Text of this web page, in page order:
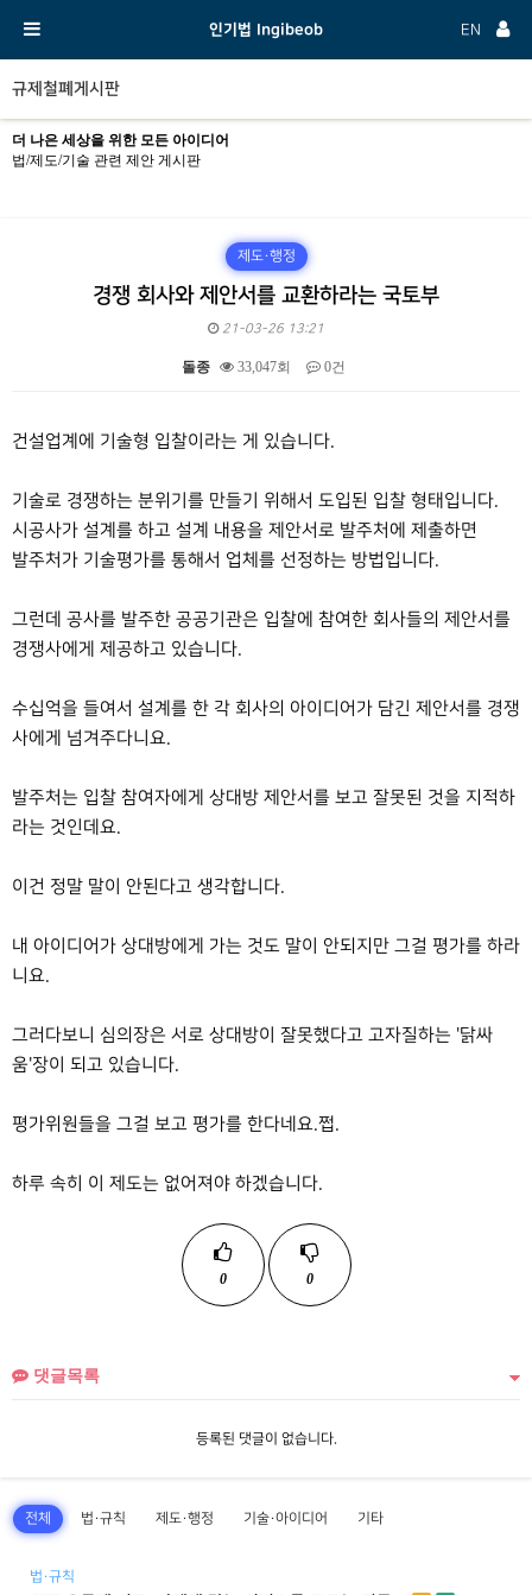
인기법 Ingibeob EN
규제철폐게시판
더 나은 세상을 위한 모든 아이디어
법/제도/기술 관련 제안 게시판
제도·행정
경쟁 회사와 제안서를 교환하라는 국토부
21-03-26 13:21
돌종 33,047회 0건
건설업계에 기술형 입찰이라는 게 있습니다.
기술로 경쟁하는 분위기를 만들기 위해서 도입된 입찰 형태입니다.
시공사가 설계를 하고 설계 내용을 제안서로 발주처에 제출하면
발주처가 기술평가를 통해서 업체를 선정하는 방법입니다.
그런데 공사를 발주한 공공기관은 입찰에 참여한 회사들의 제안서를
경쟁사에게 제공하고 있습니다.
수십억을 들여서 설계를 한 각 회사의 아이디어가 담긴 제안서를 경쟁
사에게 넘겨주다니요.
발주처는 입찰 참여자에게 상대방 제안서를 보고 잘못된 것을 지적하
라는 것인데요.
이건 정말 말이 안된다고 생각합니다.
내 아이디어가 상대방에게 가는 것도 말이 안되지만 그걸 평가를 하라
니요.
그러다보니 심의장은 서로 상대방이 잘못했다고 고자질하는 '닭싸
움'장이 되고 있습니다.
평가위원들을 그걸 보고 평가를 한다네요.쩝.
하루 속히 이 제도는 없어져야 하겠습니다.
0 0
댓글목록
등록된 댓글이 없습니다.
전체 법·규칙 제도·행정 기술·아이디어 기타
법·규칙